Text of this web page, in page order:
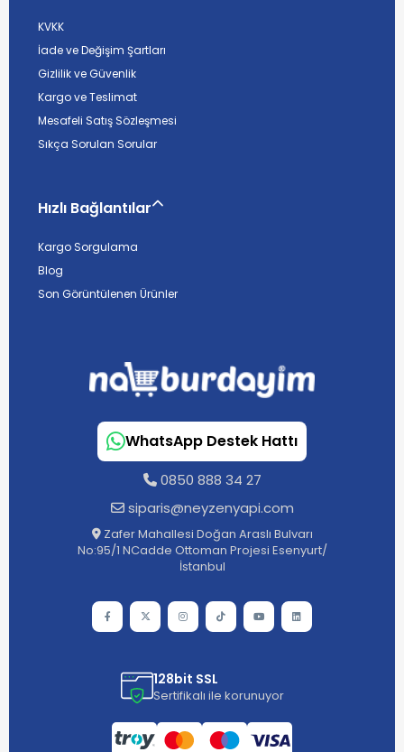
KVKK
İade ve Değişim Şartları
Gizlilik ve Güvenlik
Kargo ve Teslimat
Mesafeli Satış Sözleşmesi
Sıkça Sorulan Sorular
Hızlı Bağlantılar
Kargo Sorgulama
Blog
Son Görüntülenen Ürünler
WhatsApp Destek Hattı
0850 888 34 27
siparis@neyzenyapi.com
Zafer Mahallesi Doğan Araslı Bulvarı
No:95/1 NCadde Ottoman Projesi Esenyurt/
İstanbul
128bit SSL
Sertifikalı ile korunuyor